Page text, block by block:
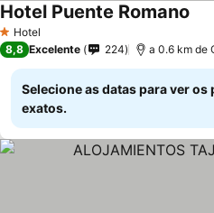
1 Estrelas
Hotel
Hotel Puente Romano
8,8 Excelente 224 a 0.6 km de
Selecione as datas para ver os
exatos.